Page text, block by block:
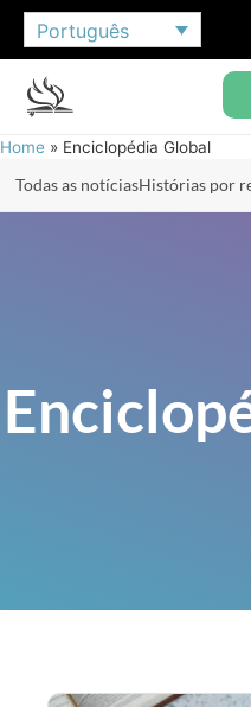
Português
Home » Enciclopédia Global
Todas as notíciasHistórias por